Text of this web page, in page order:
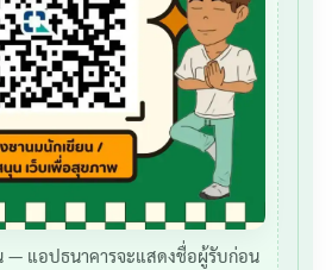
— แอปธนาคารจะแสดงชื่อผู้รับก่อน